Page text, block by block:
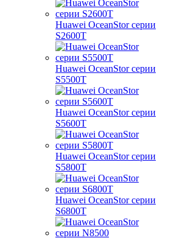
Huawei OceanStor серии
S2600T
Huawei OceanStor серии
S5500T
Huawei OceanStor серии
S5600T
Huawei OceanStor серии
S5800T
Huawei OceanStor серии
S6800T